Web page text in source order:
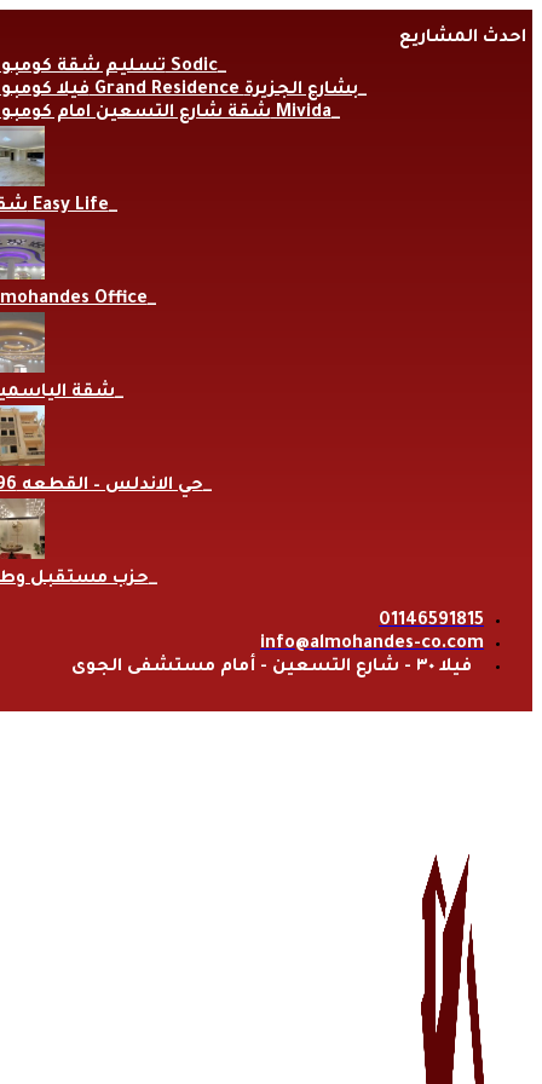
to
احدث المشاريع
تسليم شقة كومبوند Sodic
فيلا كومبوند Grand Residence بشارع الجزيرة
شقة شارع التسعين امام كومبوند Mivida
شقة Easy Life
Office
شقة
حي الاندلس – القطعه 696
حزب مستقبل
01146591815
info@almohandes-co.com
فيلا ٣٠ - شارع التسعين - أمام مستشفى الجوى